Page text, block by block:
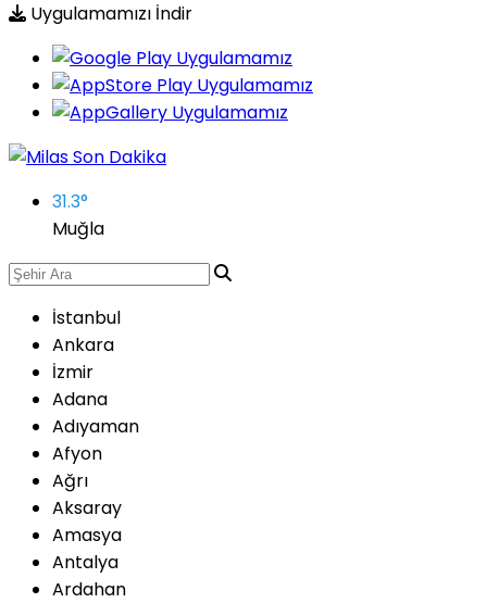
Uygulamamızı İndir
31.3°
Muğla
İstanbul
Ankara
İzmir
Adana
Adıyaman
Afyon
Ağrı
Aksaray
Amasya
Antalya
Ardahan